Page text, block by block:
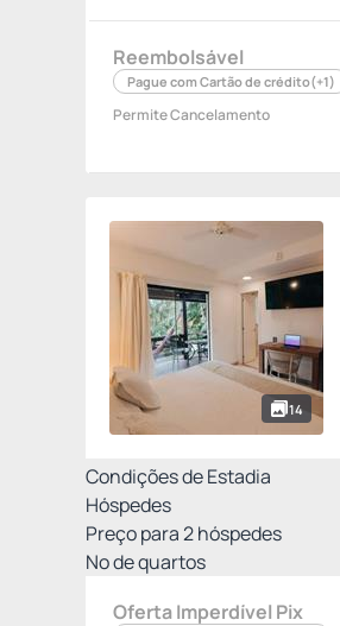
Reembolsável
Pague com Cartão de crédito(+1)
Permite Cancelamento
14
Condições de Estadia
Hóspedes
Preço para2hóspedes
Nº de quartos
Oferta Imperdível Pix